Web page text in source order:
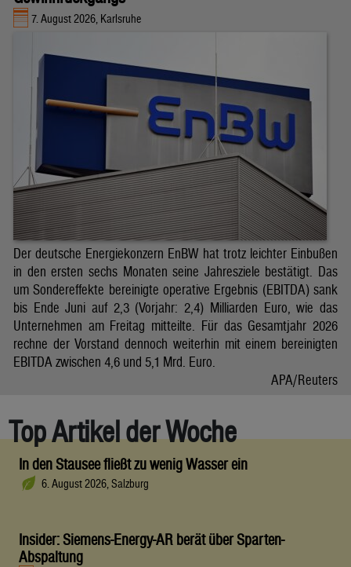
7. August 2026, Karlsruhe
Der deutsche Energiekonzern EnBW hat trotz leichter Einbußen
in den ersten sechs Monaten seine Jahresziele bestätigt. Das
um Sondereffekte bereinigte operative Ergebnis (EBITDA) sank
bis Ende Juni auf 2,3 (Vorjahr: 2,4) Milliarden Euro, wie das
Unternehmen am Freitag mitteilte. Für das Gesamtjahr 2026
rechne der Vorstand dennoch weiterhin mit einem bereinigten
EBITDA zwischen 4,6 und 5,1 Mrd. Euro.
APA/Reuters
Top Artikel der Woche
In den Stausee fließt zu wenig Wasser ein
6. August 2026, Salzburg
Insider: Siemens-Energy-AR berät über Sparten-
Abspaltung